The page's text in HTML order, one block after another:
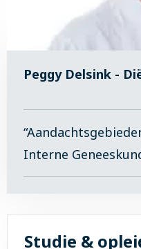
Peggy Delsink -
Interne
Studie &